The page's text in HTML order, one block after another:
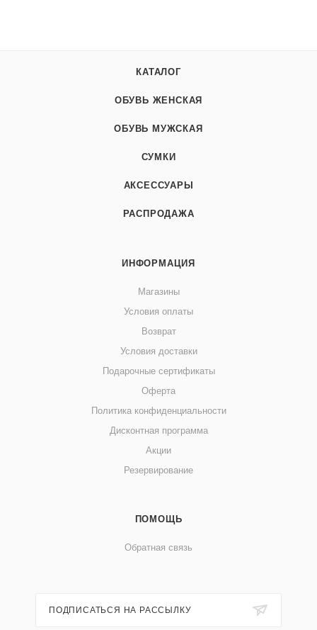
КАТАЛОГ
ОБУВЬ ЖЕНСКАЯ
ОБУВЬ МУЖСКАЯ
СУМКИ
АКСЕССУАРЫ
РАСПРОДАЖА
ИНФОРМАЦИЯ
Магазины
Условия оплаты
Возврат
Условия доставки
Подарочные сертификаты
Оферта
Политика конфиденциальности
Дисконтная программа
Акции
Резервирование
ПОМОЩЬ
Обратная связь
ПОДПИСАТЬСЯ НА РАССЫЛКУ